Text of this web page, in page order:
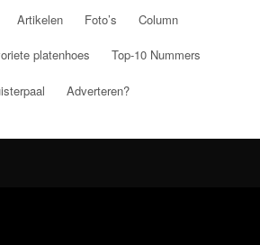
Artikelen Foto’s Column
platenhoes Top-10 Nummers
Adverteren?